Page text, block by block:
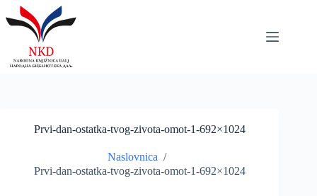
to
content
Prvi-dan-ostatka-tvog-zivota-omot-1-692×1024
Naslovnica /
Prvi-dan-ostatka-tvog-zivota-omot-1-692×1024